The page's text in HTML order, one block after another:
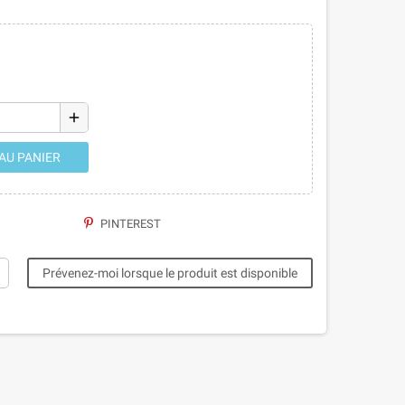
add
PANIER
PINTEREST
Prévenez-moi lorsque le produit est disponible